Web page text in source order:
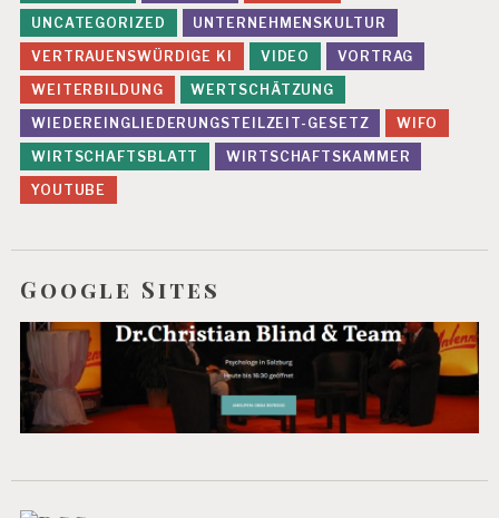
UNCATEGORIZED
UNTERNEHMENSKULTUR
VERTRAUENSWÜRDIGE KI
VIDEO
VORTRAG
WEITERBILDUNG
WERTSCHÄTZUNG
WIEDEREINGLIEDERUNGSTEILZEIT-GESETZ
WIFO
WIRTSCHAFTSBLATT
WIRTSCHAFTSKAMMER
YOUTUBE
Google Sites